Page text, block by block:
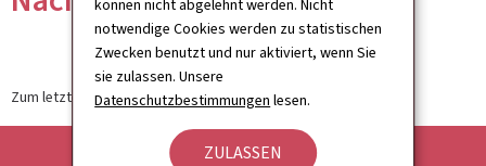
können nicht abgelehnt werden. Nicht
notwendige Cookies werden zu statistischen
Zwecken benutzt und nur aktiviert, wenn Sie
sie zulassen. Unsere
Datenschutzbestimmungen lesen.
ZULASSEN
Zum letzten Mal aktualisiert am12.09.2024